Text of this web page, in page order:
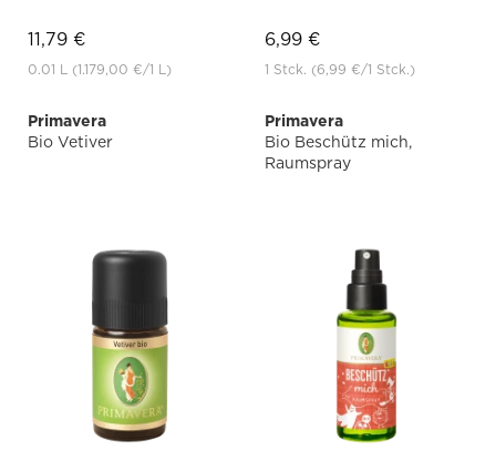
11,79 €
0.01 L (1.179,00 €/1 L)
6,99 €
1 Stck. (6,99 €/1 Stck.)
Primavera
Bio Vetiver
Primavera
Bio Beschütz mich,
Raumspray